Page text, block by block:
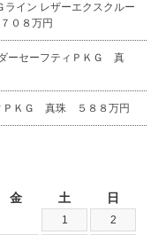
ライン レザーエクスクルー
０８万円
ーセーフティＰＫＧ 真
ＰＫＧ 真珠 ５８８万円
金 土 日
1 2